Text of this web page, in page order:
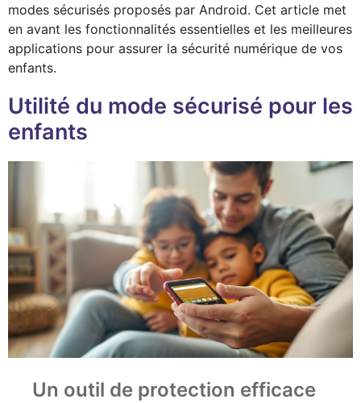
modes sécurisés proposés par Android. Cet article met
en avant les fonctionnalités essentielles et les meilleures
applications pour assurer la sécurité numérique de vos
enfants.
Utilité du mode sécurisé pour les
enfants
Un outil de protection efficace